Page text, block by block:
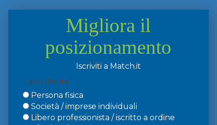
Migliora il
posizionamento
Iscriviti a Match.it
Tipo utente
Persona fisica
Società / imprese individuali
Libero professionista / iscritto a ordine